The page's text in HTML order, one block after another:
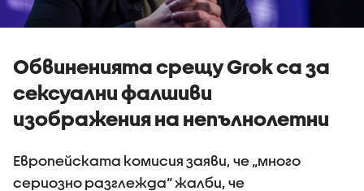
Обвиненията срещу Grok са за
сексуални фалшиви
изображения на непълнолетни
Европейската комисия заяви, че „много
сериозно разглежда“ жалби, че